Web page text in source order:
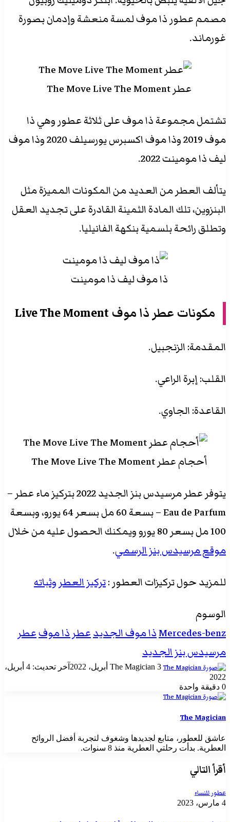
مصمم عطور ذا موف لمسة منعشة وإدمان بصورة
غورماند.
عطر The Move Live The Moment
تشتمل مجموعة ذا موف على ثلاثة عطور وهي ذا
موف 2019 وذا موف اكسبرس يورسيلف 2020 وذا موف
ليف ذا مومينت 2022.
يتألف العطر من العديد من المكونات المميزة مثل
البنزوين، تلك المادة الثمينة القادرة على تجديد العقل
وتطلق رائحة بلسمية بنكهة الفانيليا.
ذا موف ليف ذا مومينت
مكونات عطر ذا موف Live The Moment
المقدمة: الزنجبيل.
القلب: إبرة الراعي.
القاعدة: الجاوي.
أحجام عطر The Move Live The Moment
يتوفر عطر مرسيدس بنز الجديد 2022 بتركيز ماء عطر –
Eau de Parfum – بسعة 60 مل بسعر 64 يورو، وبسعة
100 مل بسعر 80 يورو ويمكنك الحصول عليه من خلال
موقع مرسيدس بنز الرسمي.
للمزيد حول تركيزات العطور :تركيز العطر وثباته
الوسوم
Mercedes-benzذا موف الجديدعطر ذا موفعطر
مرسيدس بنز الجديد
The Magician
أرسل3 أبريل، 2022
آخر تحديث: 4 أبريل،
2022
0 دقيقة واحدة
The Magician
عاشق للعطور، متابع لجديدها وشغوف لتجربة أفضل الروائح
العطرية. بدأت رحلتي العطرية منذ 8 سنوات.
أقرأ التالي
عطور للنساء
4 مارس، 2023